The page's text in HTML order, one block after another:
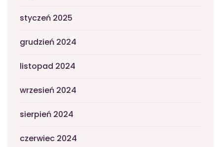
styczeń 2025
grudzień 2024
listopad 2024
wrzesień 2024
sierpień 2024
czerwiec 2024